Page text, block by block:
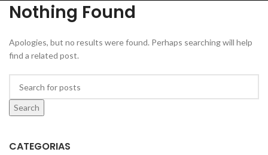
Nothing Found
Apologies, but no results were found. Perhaps searching will help
find a related post.
Search
CATEGORIAS